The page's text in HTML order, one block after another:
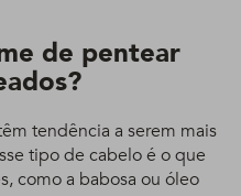
de pentear
tendência a serem mais
tipo de cabelo é o que
como a babosa ou óleo